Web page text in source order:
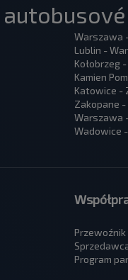
Warszawa
Lublin -
Kołobrzeg
Kamien
Katowice -
Zakopane -
Warszawa
Wadowice
Przewoźnik
Program